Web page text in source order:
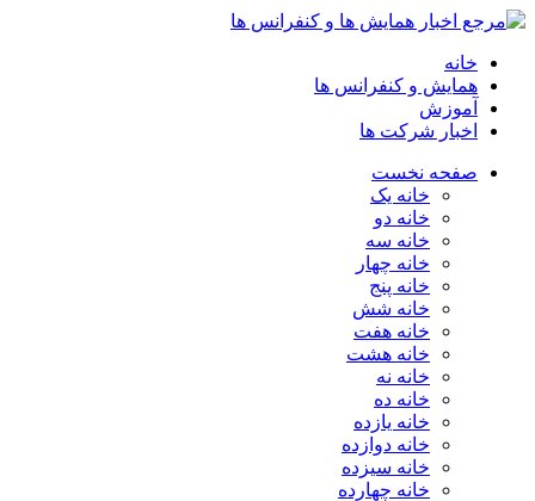
خانه
همایش و کنفرانس ها
آموزش
اخبار شرکت ها
صفحه نخست
خانه یک
خانه دو
خانه سه
خانه چهار
خانه پنج
خانه شش
خانه هفت
خانه هشت
خانه نه
خانه ده
خانه یازده
خانه دوازده
خانه سیزده
خانه چهارده